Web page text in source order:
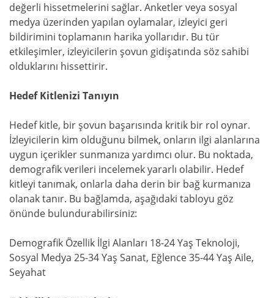
değerli hissetmelerini sağlar. Anketler veya sosyal
medya üzerinden yapılan oylamalar, izleyici geri
bildirimini toplamanın harika yollarıdır. Bu tür
etkileşimler, izleyicilerin şovun gidişatında söz sahibi
olduklarını hissettirir.
Hedef Kitlenizi Tanıyın
Hedef kitle, bir şovun başarısında kritik bir rol oynar.
İzleyicilerin kim olduğunu bilmek, onların ilgi alanlarına
uygun içerikler sunmanıza yardımcı olur. Bu noktada,
demografik verileri incelemek yararlı olabilir. Hedef
kitleyi tanımak, onlarla daha derin bir bağ kurmanıza
olanak tanır. Bu bağlamda, aşağıdaki tabloyu göz
önünde bulundurabilirsiniz:
Demografik Özellik İlgi Alanları 18-24 Yaş Teknoloji,
Sosyal Medya 25-34 Yaş Sanat, Eğlence 35-44 Yaş Aile,
Seyahat